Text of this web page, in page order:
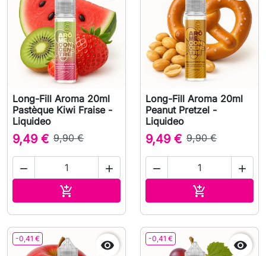
Long-Fill Aroma 20ml
Pastèque Kiwi Fraise -
Liquideo
9,49 € 9,90 €
 

Long-Fill Aroma 20ml
Peanut Pretzel -
Liquideo
9,49 € 9,90 €
 

-0,41 €  -0,41 € 